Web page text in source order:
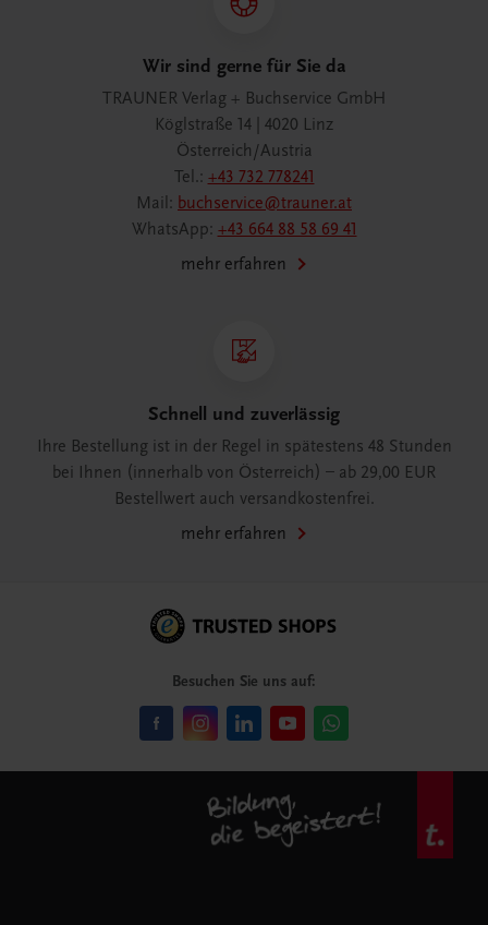
Wir sind gerne für Sie da
TRAUNER Verlag + Buchservice GmbH
Köglstraße 14 | 4020 Linz
Österreich/Austria
Tel.: +43 732 778241
Mail: buchservice@trauner.at
WhatsApp: +43 664 88 58 69 41
mehr erfahren
Schnell und zuverlässig
Ihre Bestellung ist in der Regel in spätestens 48 Stunden
bei Ihnen (innerhalb von Österreich) – ab 29,00 EUR
Bestellwert auch versandkostenfrei.
mehr erfahren
Besuchen Sie uns auf: